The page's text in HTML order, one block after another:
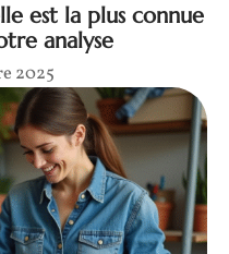
est la plus connue
analyse
2025